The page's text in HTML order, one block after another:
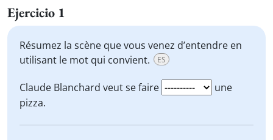
Ejercicio 1
Résumez la scène que vous venez d’entendre en
utilisant le mot qui convient.
ES
Claude Blanchard veut se faire
une
pizza.